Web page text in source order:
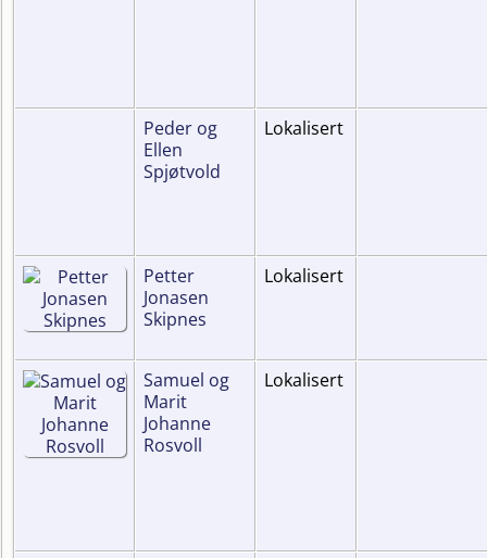
Peder og
Ellen
Spjøtvold
Lokalisert
Petter
Jonasen
Skipnes
Lokalisert
Samuel og
Marit
Johanne
Rosvoll
Lokalisert